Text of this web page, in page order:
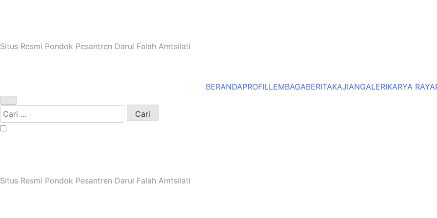
Situs Resmi Pondok Pesantren Darul Falah Amtsilati
BERANDAPROFILLEMBAGABERITAKAJIANGALERIKARYA RAYA
Cari
untuk:
Situs Resmi Pondok Pesantren Darul Falah Amtsilati